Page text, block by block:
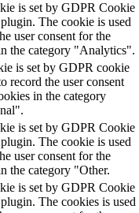
is set by GDPR Cookie
The cookie is used
user consent for the
the category "Analytics".
is set by GDPR cookie
record the user consent
in the category
is set by GDPR Cookie
The cookie is used
user consent for the
the category "Other.
is set by GDPR Cookie
The cookies is used